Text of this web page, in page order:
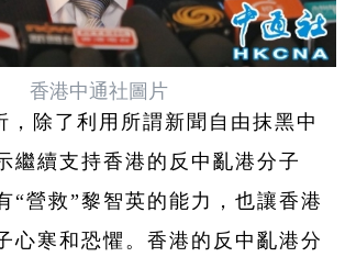
香港中通社圖片
，除了利用所謂新聞自由抹黑中
繼續支持香港的反中亂港分子
“營救”黎智英的能力，也讓香港
心寒和恐懼。香港的反中亂港分